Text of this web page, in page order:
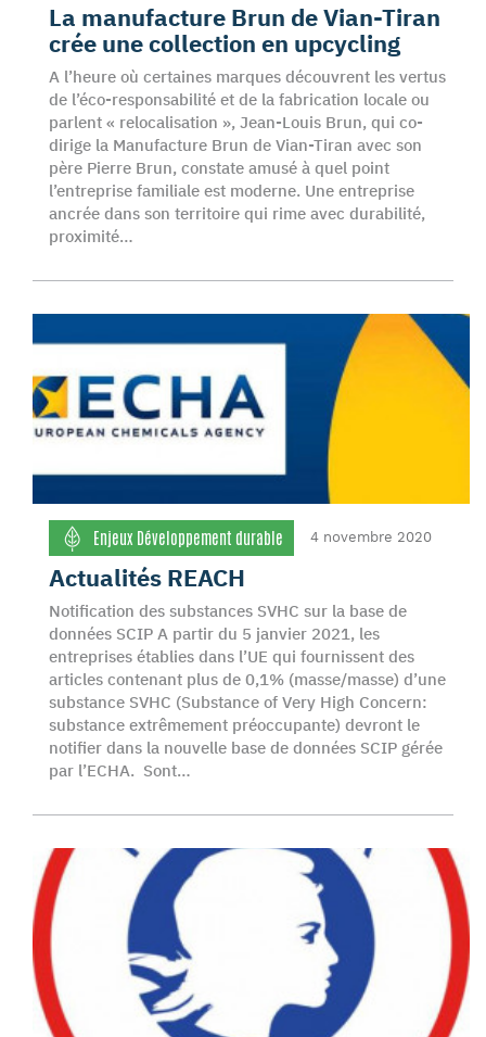
La manufacture Brun de Vian-Tiran
crée une collection en upcycling
A l’heure où certaines marques découvrent les vertus
de l’éco-responsabilité et de la fabrication locale ou
parlent « relocalisation », Jean-Louis Brun, qui co-
dirige la Manufacture Brun de Vian-Tiran avec son
père Pierre Brun, constate amusé à quel point
l’entreprise familiale est moderne. Une entreprise
ancrée dans son territoire qui rime avec durabilité,
proximité…
Enjeux Développement durable 4 novembre 2020
Actualités REACH
Notification des substances SVHC sur la base de
données SCIP A partir du 5 janvier 2021, les
entreprises établies dans l’UE qui fournissent des
articles contenant plus de 0,1% (masse/masse) d’une
substance SVHC (Substance of Very High Concern:
substance extrêmement préoccupante) devront le
notifier dans la nouvelle base de données SCIP gérée
par l’ECHA. Sont…